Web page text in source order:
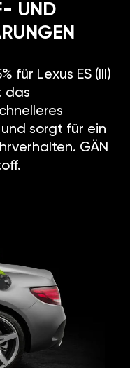
UND
für Lexus ES (III)
das
sorgt für ein
GÄN